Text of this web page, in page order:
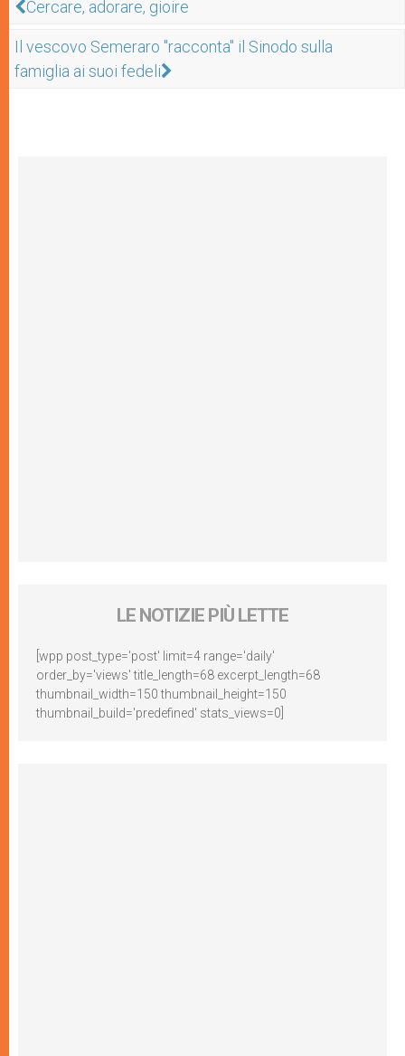
Cercare, adorare, gioire
Il vescovo Semeraro "racconta" il Sinodo sulla
famiglia ai suoi fedeli
LE NOTIZIE PIÙ LETTE
[wpp post_type='post' limit=4 range='daily'
order_by='views' title_length=68 excerpt_length=68
thumbnail_width=150 thumbnail_height=150
thumbnail_build='predefined' stats_views=0]